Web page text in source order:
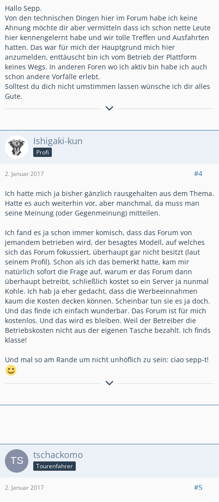
Und der Streitwert für solche Sachen liegt bei mindestens
5.000 € was für die Abmahnung schonmal Kosten von fast 500
€ verursacht, nur für den abmahnenden Anwalt.
Eigener Anwalt und Gerichtskosten kämen dann noch dazu.
Denk einfach mal drüber nach und schreib mir wie Du die
Sache siehst. OK?
ciao Sepp
Hallo Sepp.
Von den technischen Dingen hier im Forum habe ich keine
Ahnung möchte dir aber vermitteln dass ich schon nette Leute
hier kennengelernt habe und wir tolle Treffen und Ausfahrten
hatten. Das war für mich der Hauptgrund mich hier
anzumelden, enttäuscht bin ich vom Betrieb der Plattform
keines Wegs. In anderen Foren wo ich aktiv bin habe ich auch
schon andere Vorfälle erlebt.
Solltest du dich nicht umstimmen lassen wünsche ich dir alles
Gute.
Gruß aus Potsdam
I Love My Bike
Ishigaki-kun
Profi
2. Januar 2017 #4
Ich hatte mich ja bisher gänzlich rausgehalten aus dem Thema.
Hatte es auch weiterhin vor, aber manchmal, da muss man
seine Meinung (oder Gegenmeinung) mitteilen.
Ich fand es ja schon immer komisch, dass das Forum von
jemandem betrieben wird, der besagtes Modell, auf welches
sich das Forum fokussiert, überhaupt gar nicht besitzt (laut
seinem Profil). Schon als ich das bemerkt hatte, kam mir
natürlich sofort die Frage auf, warum er das Forum dann
überhaupt betreibt, schließlich kostet so ein Server ja nunmal
Kohle. Ich hab ja eher gedacht, dass die Werbeeinnahmen
kaum die Kosten decken können. Scheinbar tun sie es ja doch.
Und das finde ich einfach wunderbar. Das Forum ist für mich
kostenlos. Und das wird es bleiben. Weil der Betreiber die
Betriebskosten nicht aus der eigenen Tasche bezahlt. Ich finds
klasse!
Und mal so am Rande um nicht unhöflich zu sein: ciao sepp-t!
Ist der Motor kalt, gib ihm sechseinhalb. Schnell ist der Motor warm
tschackomo
Tourenfahrer
2. Januar 2017 #5